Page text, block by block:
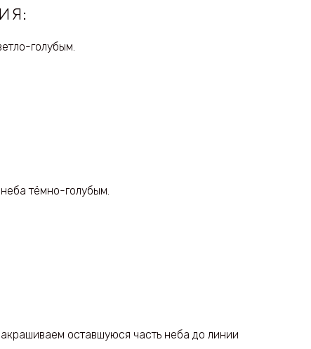
голубым.
тёмно-голубым.
оставшуюся часть неба до линии